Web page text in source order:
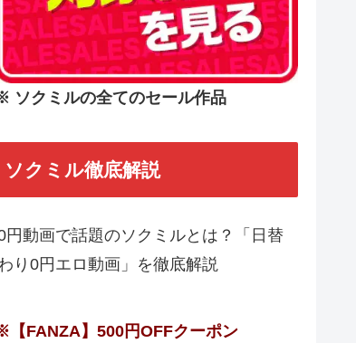
ソクミルの全てのセール作品
ソクミル徹底解説
円動画で話題のソクミルとは？「日替
り0円エロ動画」を徹底解説
【FANZA】500円OFFクーポン